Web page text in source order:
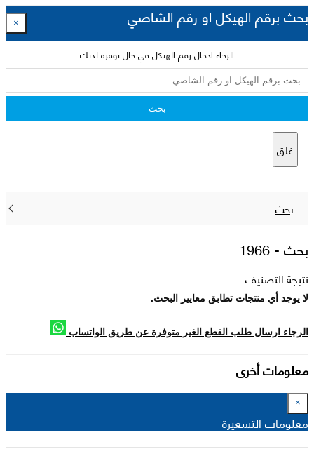
بحث برقم الهيكل او رقم الشاصي ×
الرجاء ادخال رقم الهيكل في حال توفره لديك
بحث
غلق
بحث
بحث -1966
نتيجة التصنيف
لا يوجد أي منتجات تطابق معايير البحث.
الرجاء ارسال طلب القطع الغير متوفرة عن طريق الواتساب
معلومات أخرى
×
معلومات التسعيرة